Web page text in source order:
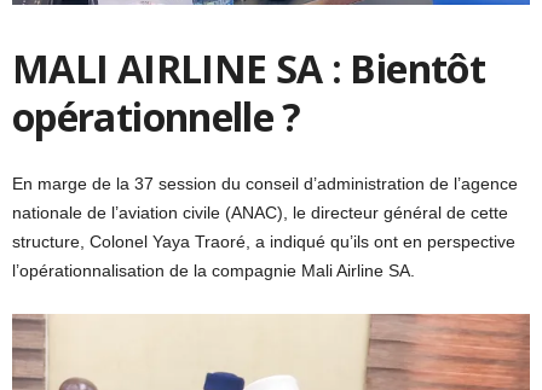
MALI AIRLINE SA : Bientôt
opérationnelle ?
En marge de la 37 session du conseil d’administration de l’agence
nationale de l’aviation civile (ANAC), le directeur général de cette
structure, Colonel Yaya Traoré, a indiqué qu’ils ont en perspective
l’opérationnalisation de la compagnie Mali Airline SA.